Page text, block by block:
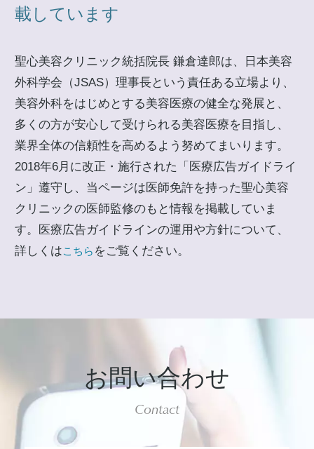
載しています
聖心美容クリニック統括院長 鎌倉達郎は、日本美容
外科学会（JSAS）理事長という責任ある立場より、
美容外科をはじめとする美容医療の健全な発展と、
多くの方が安心して受けられる美容医療を目指し、
業界全体の信頼性を高めるよう努めてまいります。
2018年6月に改正・施行された「医療広告ガイドライ
ン」遵守し、当ページは医師免許を持った聖心美容
クリニックの医師監修のもと情報を掲載していま
す。医療広告ガイドラインの運用や方針について、
詳しくはこちら をご覧ください。
お問い合わせ
Contact